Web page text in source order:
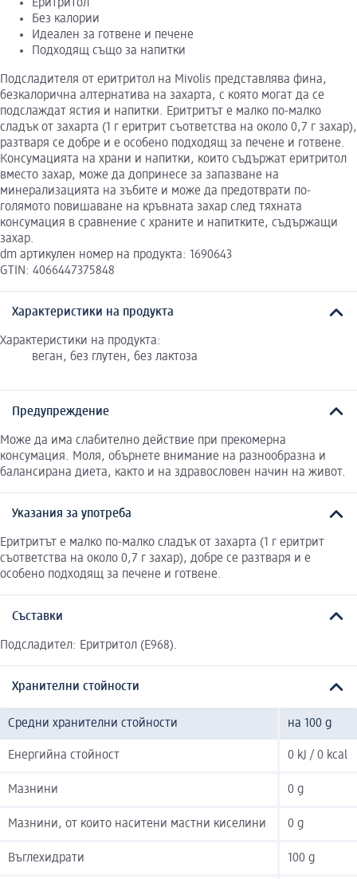
Еритритол
Без калории
Идеален за готвене и печене
Подходящ също за напитки
Подсладителя от еритритол на Mivolis представлява фина,
безкалорична алтернатива на захарта, с която могат да се
подслаждат ястия и напитки. Еритритът е малко по-малко
сладък от захарта (1 г еритрит съответства на около 0,7 г захар),
разтваря се добре и е особено подходящ за печене и готвене.
Консумацията на храни и напитки, които съдържат еритритол
вместо захар, може да допринесе за запазване на
минерализацията на зъбите и може да предотврати по-
голямото повишаване на кръвната захар след тяхната
консумация в сравнение с храните и напитките, съдържащи
захар.
dm артикулен номер на продукта: 1690643
GTIN: 4066447375848
Характеристики на продукта
Характеристики на продукта:
веган, без глутен, без лактоза
Предупреждение
Може да има слабително действие при прекомерна
консумация. Моля, обърнете внимание на разнообразна и
балансирана диета, както и на здравословен начин на живот.
Указания за употреба
Еритритът е малко по-малко сладък от захарта (1 г еритрит
съответства на около 0,7 г захар), добре се разтваря и е
особено подходящ за печене и готвене.
Съставки
Подсладител: Еритритол (E968).
Хранителни стойности
Средни хранителни стойности на 100 g
Енергийна стойност 0 kJ / 0 kcal
Мазнини 0 g
Мазнини, от които наситени мастни киселини 0 g
Въглехидрати 100 g